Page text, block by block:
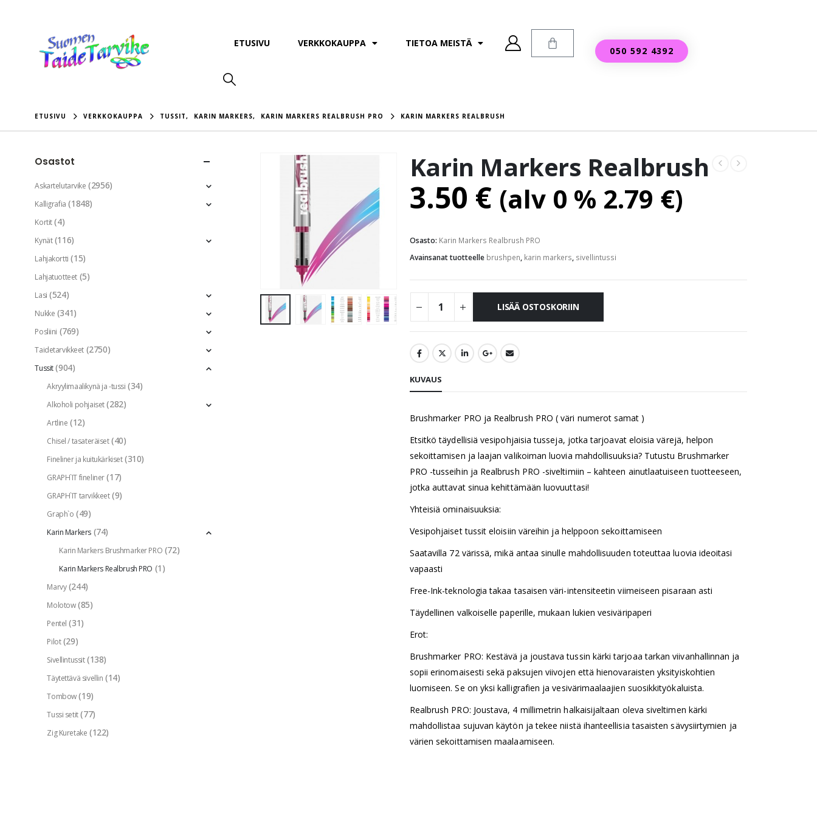
ETUSIVU VERKKOKAUPPA TIETOA MEISTÄ
050 592 4392
ETUSIVU VERKKOKAUPPA TUSSIT, KARIN MARKERS, KARIN MARKERS REALBRUSH PRO KARIN MARKERS REALBRUSH
Karin Markers Realbrush
3.50 € (alv 0 % 2.79 €)
Osasto: Karin Markers Realbrush PRO
Avainsanat tuotteelle brushpen, karin markers, sivellintussi
LISÄÄ OSTOSKORIIN
KUVAUS
Brushmarker PRO ja Realbrush PRO ( väri numerot samat )
Etsitkö täydellisiä vesipohjaisia ​​tusseja, jotka tarjoavat eloisia värejä, helpon
sekoittamisen ja laajan valikoiman luovia mahdollisuuksia? Tutustu Brushmarker
PRO -tusseihin ja Realbrush PRO -siveltimiin – kahteen ainutlaatuiseen tuotteeseen,
jotka auttavat sinua kehittämään luovuuttasi!
Yhteisiä ominaisuuksia:
Vesipohjaiset tussit eloisiin väreihin ja helppoon sekoittamiseen
Saatavilla 72 värissä, mikä antaa sinulle mahdollisuuden toteuttaa luovia ideoitasi
vapaasti
Free-Ink-teknologia takaa tasaisen väri-intensiteetin viimeiseen pisaraan asti
Täydellinen valkoiselle paperille, mukaan lukien vesiväripaperi
Erot:
Brushmarker PRO: Kestävä ja joustava tussin kärki tarjoaa tarkan viivanhallinnan ja
sopii erinomaisesti sekä paksujen viivojen että hienovaraisten yksityiskohtien
luomiseen. Se on yksi kalligrafien ja vesivärimaalaajien suosikkityökaluista.
Realbrush PRO: Joustava, 4 millimetrin halkaisijaltaan oleva siveltimen kärki
mahdollistaa sujuvan käytön ja tekee niistä ihanteellisia tasaisten sävysiirtymien ja
värien sekoittamisen maalaamiseen.
Osastot
Askartelutarvike (2956)
Kalligrafia (1848)
Kortit (4)
Kynät (116)
Lahjakortti (15)
Lahjatuotteet (5)
Lasi (524)
Nukke (341)
Posliini (769)
Taidetarvikkeet (2750)
Tussit (904)
Akryylimaalikynä ja -tussi (34)
Alkoholi pohjaiset (282)
Artline (12)
Chisel / tasateräiset (40)
Fineliner ja kuitukärkiset (310)
GRAPH`IT fineliner (17)
GRAPH`IT tarvikkeet (9)
Graph`o (49)
Karin Markers (74)
Karin Markers Brushmarker PRO (72)
Karin Markers Realbrush PRO (1)
Marvy (244)
Molotow (85)
Pentel (31)
Pilot (29)
Sivellintussit (138)
Täytettävä sivellin (14)
Tombow (19)
Tussi setit (77)
Zig Kuretake (122)